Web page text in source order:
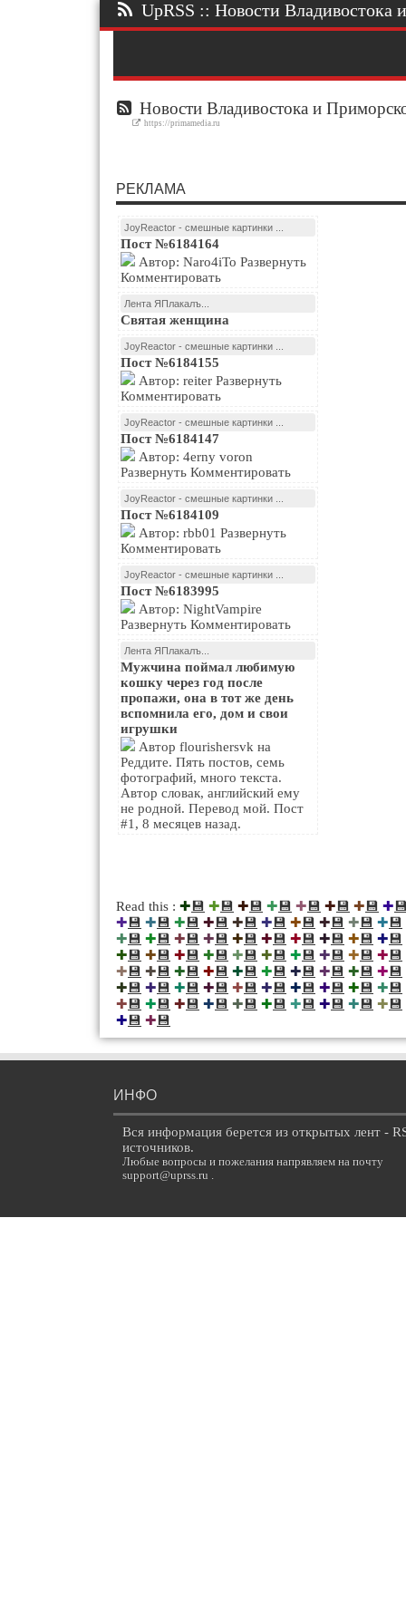
UpRSS :: Новости Владивостока
Новости Владивостока и
https://primamedia.ru
РЕКЛАМА
JoyReactor - смешные картинки ...
Пост №6184164
Комментировать
Лента ЯПлакалъ...
Святая женщина
JoyReactor - смешные картинки ...
Пост №6184155
Комментировать
JoyReactor - смешные картинки ...
Пост №6184147
Развернуть Комментировать
JoyReactor - смешные картинки ...
Пост №6184109
Комментировать
JoyReactor - смешные картинки ...
Пост №6183995
Развернуть Комментировать
Лента ЯПлакалъ...
Мужчина поймал любимую
кошку через год после
пропажи, она в тот же день
вспомнила его, дом и свои
игрушки
Реддите. Пять постов, семь
фотографий, много текста.
Автор словак, английский ему
не родной. Перевод мой. Пост
#1, 8 месяцев назад.
Read this : ✚💾 ✚💾 ✚💾 ✚💾 ✚💾 ✚💾 ✚💾 ✚
✚💾 ✚💾 ✚💾 ✚💾 ✚💾 ✚💾 ✚💾 ✚💾 ✚💾 ✚💾
✚💾 ✚💾 ✚💾 ✚💾 ✚💾 ✚💾 ✚💾 ✚💾 ✚💾 ✚💾
✚💾 ✚💾 ✚💾 ✚💾 ✚💾 ✚💾 ✚💾 ✚💾 ✚💾 ✚💾
✚💾 ✚💾 ✚💾 ✚💾 ✚💾 ✚💾 ✚💾 ✚💾 ✚💾 ✚💾
✚💾 ✚💾 ✚💾 ✚💾 ✚💾 ✚💾 ✚💾 ✚💾 ✚💾 ✚💾
✚💾 ✚💾 ✚💾 ✚💾 ✚💾 ✚💾 ✚💾 ✚💾 ✚💾 ✚💾
✚💾 ✚💾
ИНФО
Вся информация берется из открытых лент -
источников.
Любые вопросы и пожелания напрявляем на почту
support@uprss.ru .